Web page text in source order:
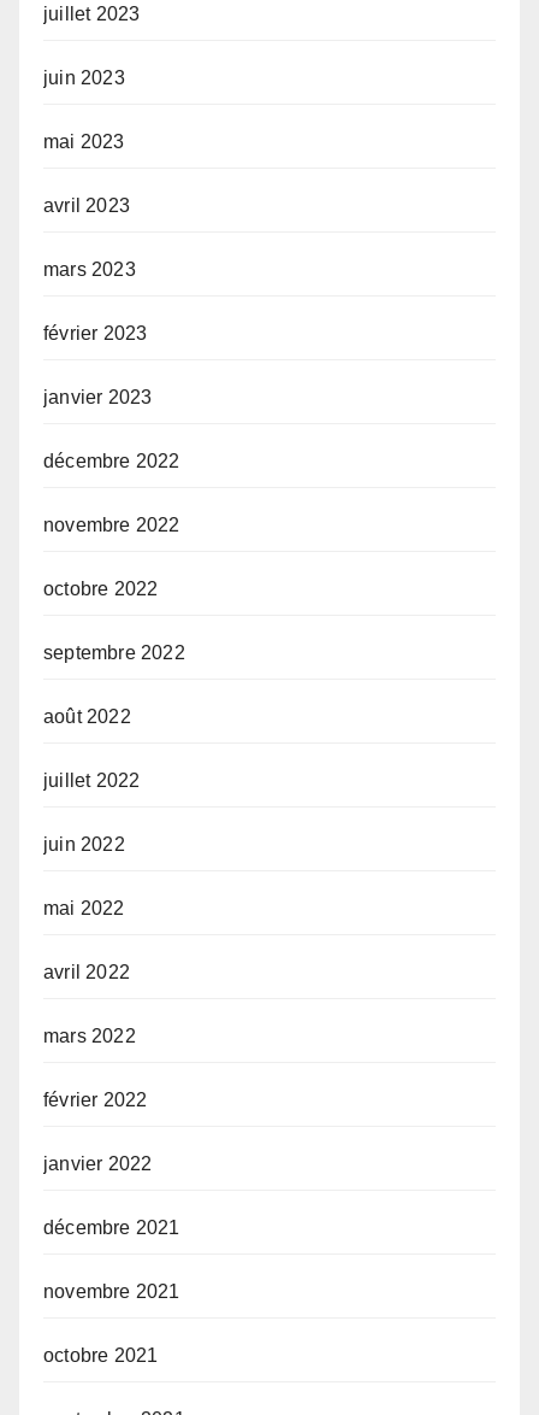
juillet 2023
juin 2023
mai 2023
avril 2023
mars 2023
février 2023
janvier 2023
décembre 2022
novembre 2022
octobre 2022
septembre 2022
août 2022
juillet 2022
juin 2022
mai 2022
avril 2022
mars 2022
février 2022
janvier 2022
décembre 2021
novembre 2021
octobre 2021